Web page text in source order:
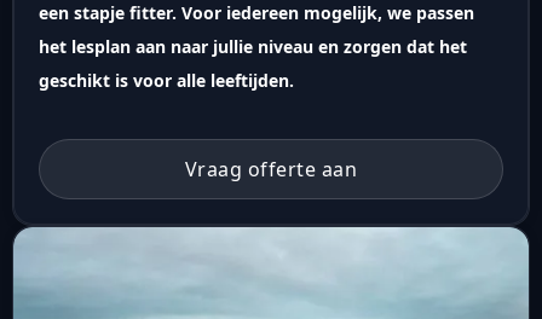
een stapje fitter. Voor iedereen mogelijk, we passen
het lesplan aan naar jullie niveau en zorgen dat het
geschikt is voor alle leeftijden.
Vraag offerte aan